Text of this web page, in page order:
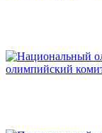
олимпийский